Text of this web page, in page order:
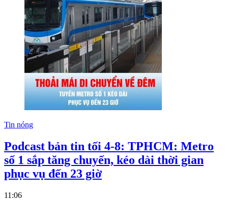
Tin nóng
Podcast bản tin tối 4-8: TPHCM: Metro
số 1 sắp tăng chuyến, kéo dài thời gian
phục vụ đến 23 giờ
11:06